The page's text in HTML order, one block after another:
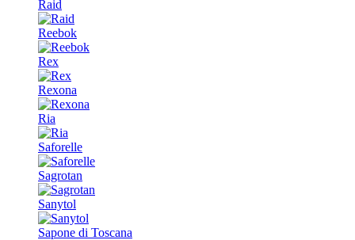
Raid
Reebok
Rex
Rexona
Ria
Saforelle
Sagrotan
Sanytol
Sapone di Toscana